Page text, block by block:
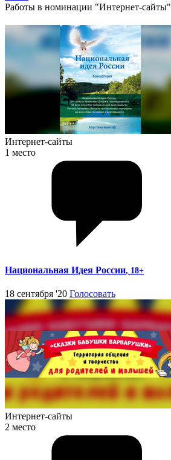
Работы в номинации "Интернет-сайты"
Интернет-сайты
1 место
Национальная Идея России, 18+
18 сентября '20 Голосовать
Интернет-сайты
2 место